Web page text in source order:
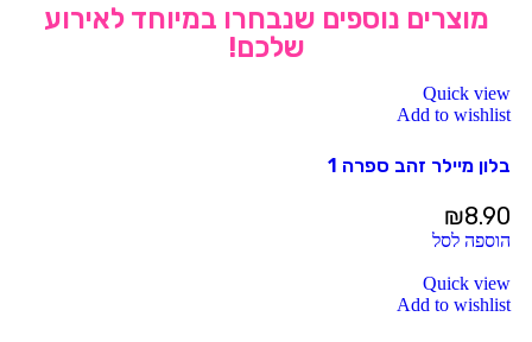
מוצרים נוספים שנבחרו במיוחד לאירוע
שלכם!
Quick view
Add to wishlist
בלון מיילר זהב ספרה 1
₪8.90
הוספה לסל
Quick view
Add to wishlist